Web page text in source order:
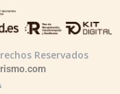
Reservados